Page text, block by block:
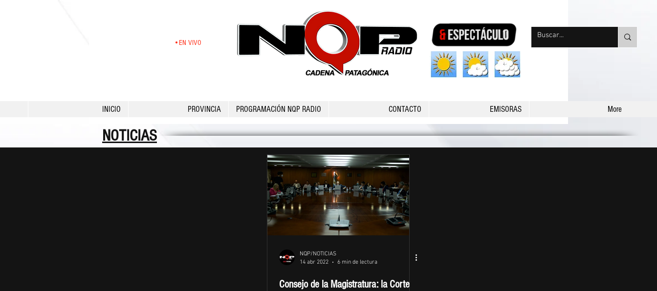
•EN VIVO
INICIO PROVINCIA PROGRAMACIÓN NQP RADIO CONTACTO EMISORAS More
NOTICIAS
NQP/NOTICIAS
14 abr 2022
6 min de lectura
Consejo de la Magistratura: la Corte